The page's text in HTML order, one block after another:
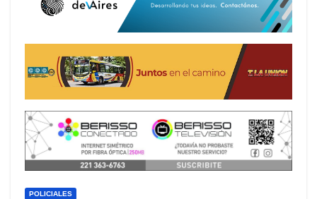
POLICIALES